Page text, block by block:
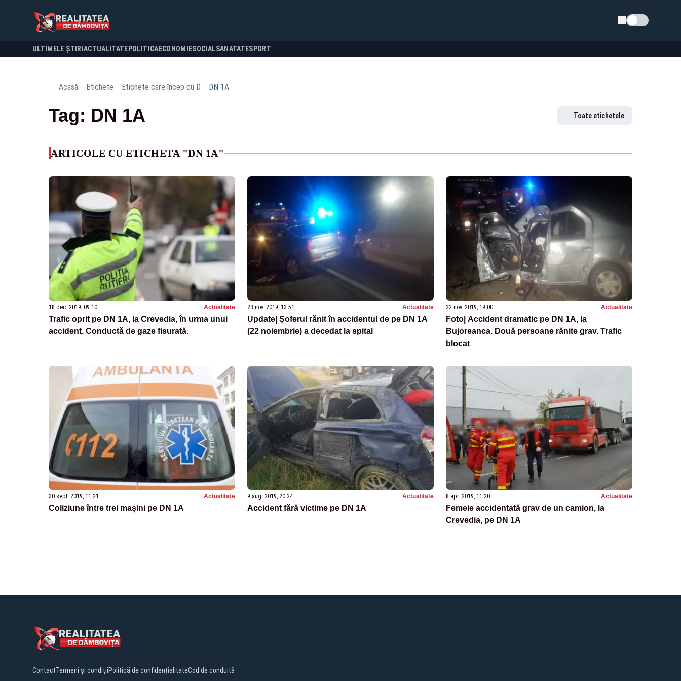
Schimba tema
ULTIMELE ȘTIRI ACTUALITATE POLITICA ECONOMIESOCIALSANATATESPORT
Acasă Etichete Etichete care încep cu D DN 1A
Tag: DN 1A Toate etichetele
ARTICOLE CU ETICHETA "DN 1A"
18 dec. 2019, 09:10 Actualitate
Trafic oprit pe DN 1A, la Crevedia, în urma unui
accident. Conductă de gaze fisurată.
23 nov. 2019, 13:51 Actualitate
Update| Șoferul rănit în accidentul de pe DN 1A
(22 noiembrie) a decedat la spital
22 nov. 2019, 19:00 Actualitate
Foto| Accident dramatic pe DN 1A, la
Bujoreanca. Două persoane rănite grav. Trafic
blocat
30 sept. 2019, 11:21 Actualitate
Coliziune între trei mașini pe DN 1A
9 aug. 2019, 20:24 Actualitate
Accident fără victime pe DN 1A
8 apr. 2019, 11:20 Actualitate
Femeie accidentată grav de un camion, la
Crevedia, pe DN 1A
ContactTermeni și condițiiPolitică de confidențialitateCod de conduită